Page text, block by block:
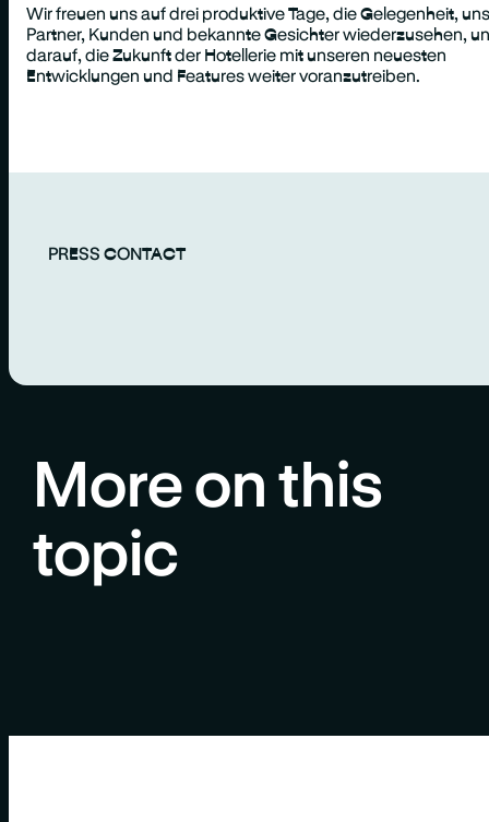
Wir freuen uns auf drei produktive Tage, die Gelegenheit,
Partner, Kunden und bekannte Gesichter wiederzusehen,
darauf, die Zukunft der Hotellerie mit unseren neuesten
Entwicklungen und Features weiter voranzutreiben.
PRESS CONTACT
More on this
topic